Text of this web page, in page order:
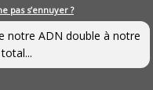
pas s’ennuyer ?
notre ADN double à notre